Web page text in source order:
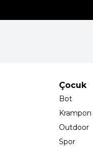
Çocuk
Bot
Krampon
Outdoor
Spor